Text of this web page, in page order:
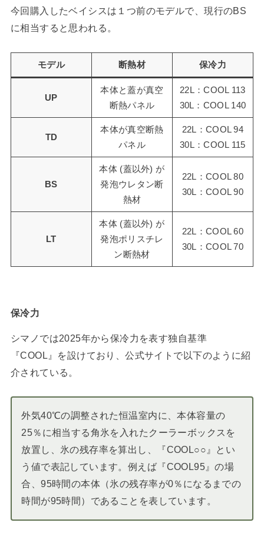
今回購入したベイシスは１つ前のモデルで、現行のBS
に相当すると思われる。
モデル 断熱材 保冷力
UP
本体と蓋が真空
断熱パネル
22L：COOL 113
30L：COOL 140
TD
本体が真空断熱
パネル
22L：COOL 94
30L：COOL 115
BS
本体 (蓋以外) が
発泡ウレタン断
熱材
22L：COOL 80
30L：COOL 90
LT
本体 (蓋以外) が
発泡ポリスチレ
ン断熱材
22L：COOL 60
30L：COOL 70
保冷力
シマノでは2025年から保冷力を表す独自基準
『COOL』を設けており、公式サイトで以下のように紹
介されている。
外気40℃の調整された恒温室内に、本体容量の
25％に相当する角氷を入れたクーラーボックスを
放置し、氷の残存率を算出し、『COOL○○』とい
う値で表記しています。例えば『COOL95』の場
合、95時間の本体（氷の残存率が0％になるまでの
時間が95時間）であることを表しています。